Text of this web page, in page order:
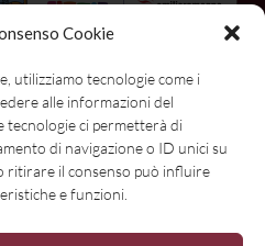
Cookie
utilizziamo tecnologie come i
alle informazioni del
tecnologie ci permetterà di
di navigazione o ID unici su
ritirare il consenso può influire
e funzioni.